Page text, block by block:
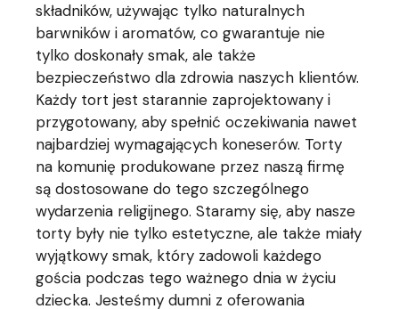
składników, używając tylko naturalnych
barwników i aromatów, co gwarantuje nie
tylko doskonały smak, ale także
bezpieczeństwo dla zdrowia naszych klientów.
Każdy tort jest starannie zaprojektowany i
przygotowany, aby spełnić oczekiwania nawet
najbardziej wymagających koneserów. Torty
na komunię produkowane przez naszą firmę
są dostosowane do tego szczególnego
wydarzenia religijnego. Staramy się, aby nasze
torty były nie tylko estetyczne, ale także miały
wyjątkowy smak, który zadowoli każdego
gościa podczas tego ważnego dnia w życiu
dziecka. Jesteśmy dumni z oferowania